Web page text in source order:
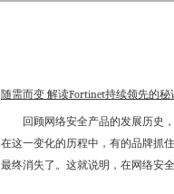
随需而变 解读Fortinet持续领先的秘
回顾网络安全产品的发展历史，
在这一变化的历程中，有的品牌抓
最终消失了。这就说明，在网络安